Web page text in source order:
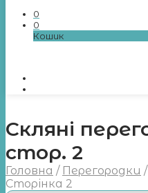
0
0
Кошик
Скляні
стор. 2
Головна / Перегородки /
Сторінка 2